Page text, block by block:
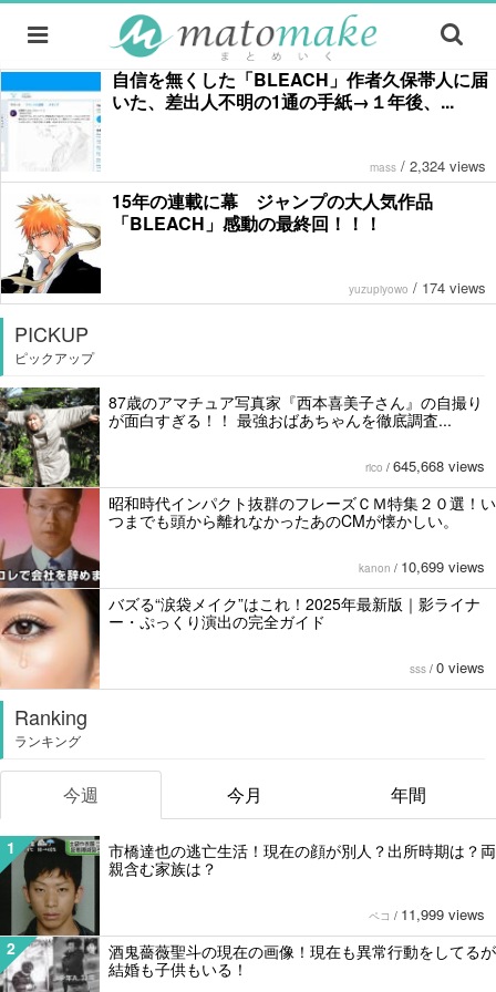
自信を無くした「BLEACH」作者久保帯人に届
いた、差出人不明の1通の手紙→１年後、...
mass / 2,324 views
15年の連載に幕 ジャンプの大人気作品
「BLEACH」感動の最終回！！！
yuzupiyowo / 174 views
PICKUP
ピックアップ
87歳のアマチュア写真家『西本喜美子さん』の自撮り
が面白すぎる！！ 最強おばあちゃんを徹底調査...
rico / 645,668 views
昭和時代インパクト抜群のフレーズＣＭ特集２０選！い
つまでも頭から離れなかったあのCMが懐かしい。
kanon / 10,699 views
バズる“涙袋メイク”はこれ！2025年最新版｜影ライナ
ー・ぷっくり演出の完全ガイド
sss / 0 views
Ranking
ランキング
今週 今月 年間
1
市橋達也の逃亡生活！現在の顔が別人？出所時期は？両
親含む家族は？
ペコ / 11,999 views
2
酒鬼薔薇聖斗の現在の画像！現在も異常行動をしてるが
結婚も子供もいる！